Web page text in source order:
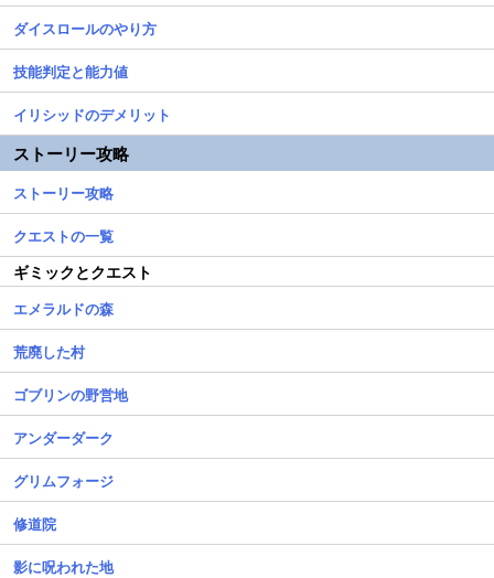
ダイスロールのやり方
技能判定と能力値
イリシッドのデメリット
ストーリー攻略
ストーリー攻略
クエストの一覧
ギミックとクエスト
エメラルドの森
荒廃した村
ゴブリンの野営地
アンダーダーク
グリムフォージ
修道院
影に呪われた地